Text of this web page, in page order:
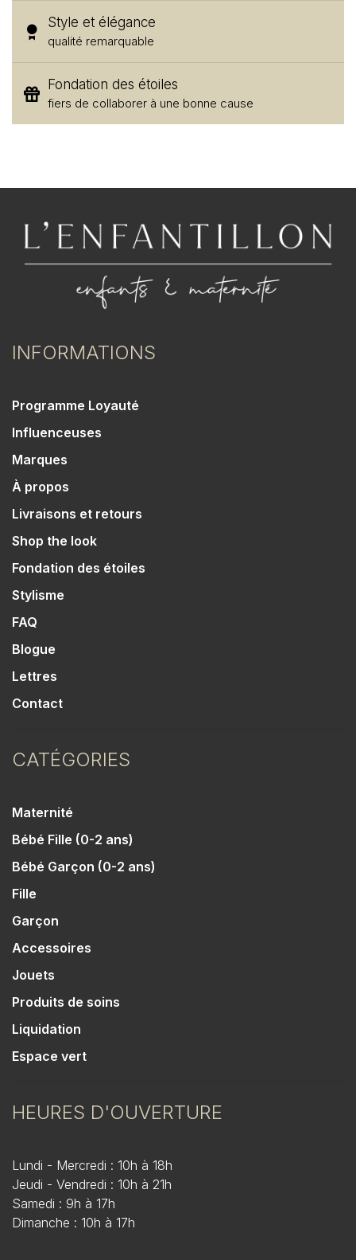
Style et élégance
qualité remarquable
Fondation des étoiles
fiers de collaborer à une bonne cause
INFORMATIONS
Programme Loyauté
Influenceuses
Marques
À propos
Livraisons et retours
Shop the look
Fondation des étoiles
Stylisme
FAQ
Blogue
Lettres
Contact
CATÉGORIES
Maternité
Bébé Fille (0-2 ans)
Bébé Garçon (0-2 ans)
Fille
Garçon
Accessoires
Jouets
Produits de soins
Liquidation
Espace vert
HEURES D'OUVERTURE
Lundi - Mercredi : 10h à 18h
Jeudi - Vendredi : 10h à 21h
Samedi : 9h à 17h
Dimanche : 10h à 17h